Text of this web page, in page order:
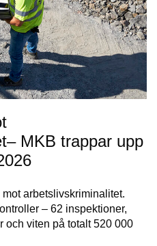
MKB trappar upp
arbetslivskriminalitet.
– 62 inspektioner,
och viten på totalt 520 000